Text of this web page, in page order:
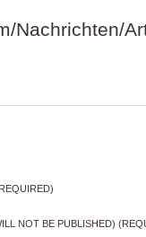
Nachrichten/
NOT BE PUBLISHED)